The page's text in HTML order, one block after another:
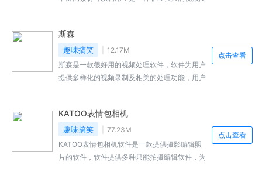
体验，不会出现模糊不清的图片，还能根据你的
爱好推荐喜欢的内容，大家是不是还有不了解的
地方，就看看下面小编给大家的介绍吧。
斯森
趣味搞笑
12.17M
斯森是一款很好用的视频处理软件，软件为用户
提供多样化的视频录制及相关的处理功能，用户
需ROOT，可以轻松使用，为用户提供全功能的
免费使用，后续还会为用户带来更多优秀的图片
功能。
点击查看
KATOO表情包相机
趣味搞笑
77.23M
KATOO表情包相机软件是一款提供摄影编辑照
片的软件，软件提供多种只能拍摄编辑软件，为
点击查看